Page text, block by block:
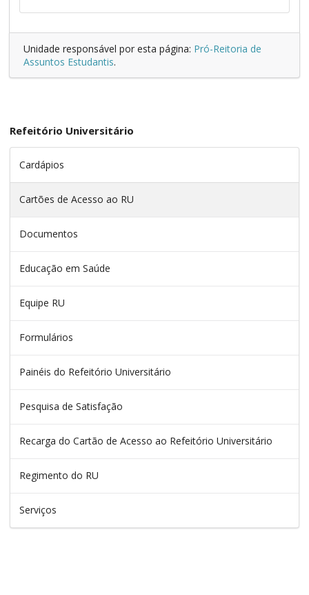
Unidade responsável por esta página: Pró-Reitoria de
Assuntos Estudantis.
Refeitório Universitário
Cardápios
Cartões de Acesso ao RU
Documentos
Educação em Saúde
Equipe RU
Formulários
Painéis do Refeitório Universitário
Pesquisa de Satisfação
Recarga do Cartão de Acesso ao Refeitório Universitário
Regimento do RU
Serviços